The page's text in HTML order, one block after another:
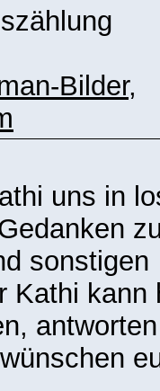
Bilder,
uns in
sonstigen
Kathi kann
antworten